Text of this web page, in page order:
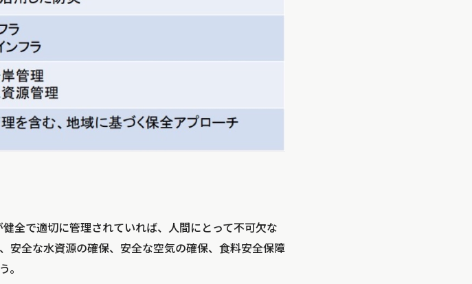
全で適切に管理されていれば、人間にとって不可欠な
全な水資源の確保、安全な空気の確保、食料安全保障
。